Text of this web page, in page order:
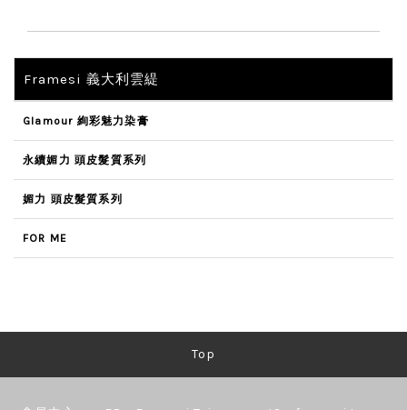
Framesi 義大利雲緹
Glamour 絢彩魅力染膏
永續媚力 頭皮髮質系列
媚力 頭皮髮質系列
FOR ME
Top